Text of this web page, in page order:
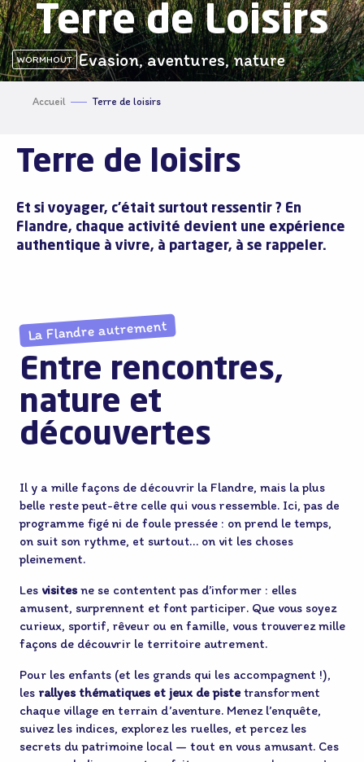
Terre de Loisirs
Evasion, aventures, nature
WORMHOUT
Accueil Terre de loisirs
Terre de loisirs
Et si voyager, c’était surtout ressentir ? En
Flandre, chaque activité devient une expérience
authentique à vivre, à partager, à se rappeler.
La Flandre autrement
Entre rencontres,
nature et
découvertes
Il y a mille façons de découvrir la Flandre, mais la plus
belle reste peut-être celle qui vous ressemble. Ici, pas de
programme figé ni de foule pressée : on prend le temps,
on suit son rythme, et surtout… on vit les choses
pleinement.
Les visitesne se contentent pas d’informer : elles
amusent, surprennent et font participer. Que vous soyez
curieux, sportif, rêveur ou en famille, vous trouverez mille
façons de découvrir le territoire autrement.
Pour les enfants (et les grands qui les accompagnent !),
les rallyes thématiques et jeux de pistetransforment
chaque village en terrain d’aventure. Menez l’enquête,
suivez les indices, explorez les ruelles, et percez les
secrets du patrimoine local — tout en vous amusant. Ces